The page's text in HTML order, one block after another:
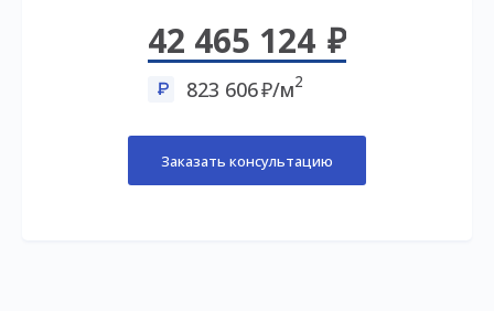
42 465 124
823 606 /м2
Заказать консультацию